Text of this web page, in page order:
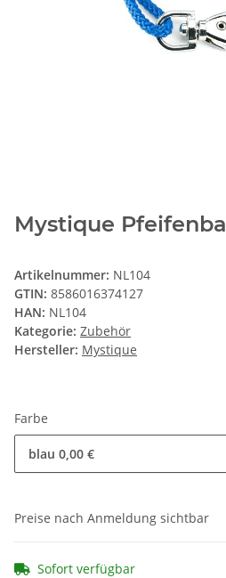
Mystique
Artikelnummer: NL104
GTIN: 8586016374127
HAN: NL104
Kategorie: Zubehör
Hersteller: Mystique
Farbe
blau 0,00 €
Preise nach Anmeldung sichtbar
Sofort verfügbar